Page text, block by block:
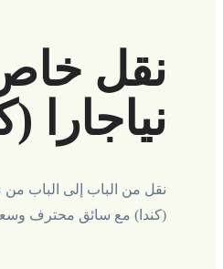
نقل خاص
نياجارا
نقل من الباب إلى الباب من
(كندا) مع سائق محترف